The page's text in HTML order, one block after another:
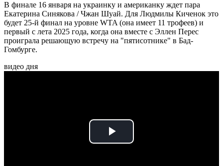
В финале 16 января на украинку и американку ждет пара
Екатерина Синякова / Чжан Шуай. Для Людмилы Киченок это
будет 25-й финал на уровне WTA (она имеет 11 трофеев) и
первый с лета 2025 года, когда она вместе с Эллен Перес
проиграла решающую встречу на "пятисотнике" в Бад-
Гомбурге.
видео дня
Play